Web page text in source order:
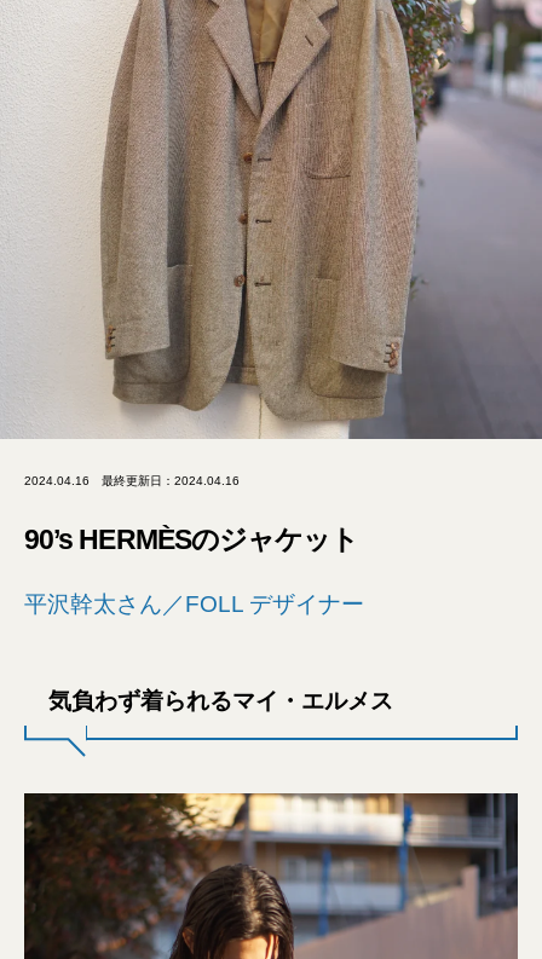
2024.04.16 最終更新日：2024.04.16
90’s HERMÈSのジャケット
平沢幹太さん／FOLL デザイナー
気負わず着られるマイ・エルメス